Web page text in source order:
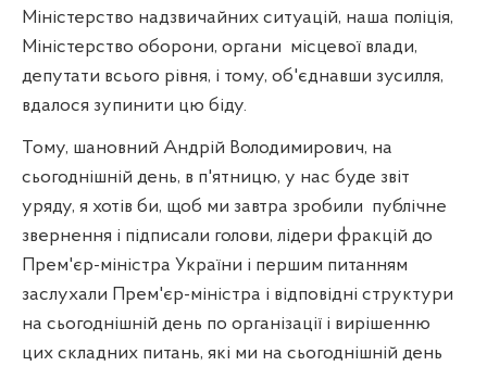
Міністерство надзвичайних ситуацій, наша поліція,
Міністерство оборони, органи місцевої влади,
депутати всього рівня, і тому, об'єднавши зусилля,
вдалося зупинити цю біду.
Тому, шановний Андрій Володимирович, на
сьогоднішній день, в п'ятницю, у нас буде звіт
уряду, я хотів би, щоб ми завтра зробили публічне
звернення і підписали голови, лідери фракцій до
Прем'єр-міністра України і першим питанням
заслухали Прем'єр-міністра і відповідні структури
на сьогоднішній день по організації і вирішенню
цих складних питань, які ми на сьогоднішній день